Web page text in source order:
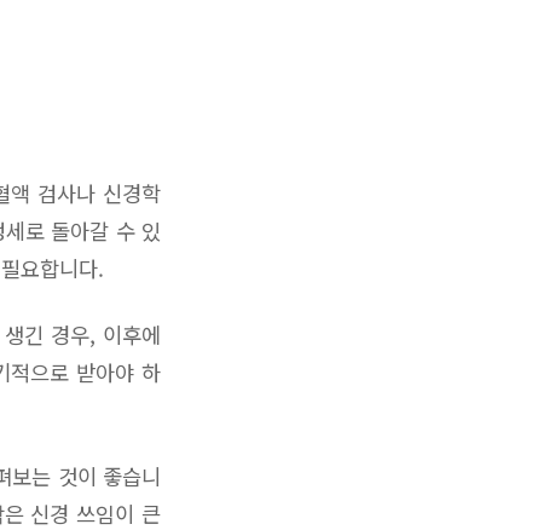
액 검사나 신경학
로 돌아갈 수 있
요합니다.
긴 경우, 이후에
적으로 받아야 하
보는 것이 좋습니
신경 쓰임이 큰